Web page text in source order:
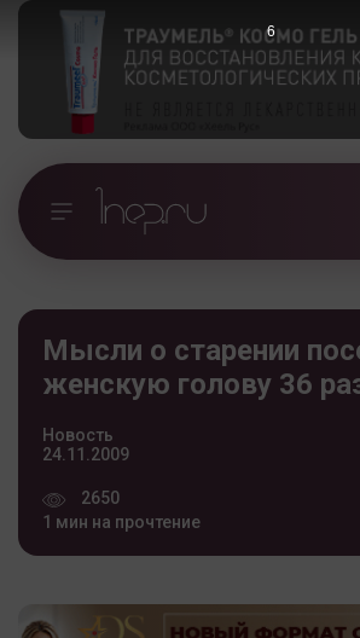
Мысли о старении
женскую голову 36
Новость
24.11.2009
2650
1 мин на прочтение
5